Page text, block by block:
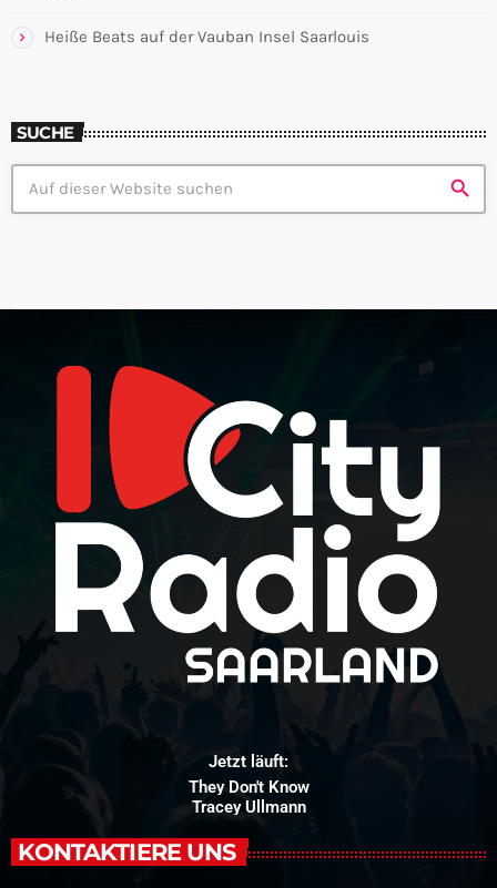
Heiße Beats auf der Vauban Insel Saarlouis
SUCHE
search
Jetzt läuft:
They Don't Know
Tracey Ullmann
KONTAKTIERE UNS